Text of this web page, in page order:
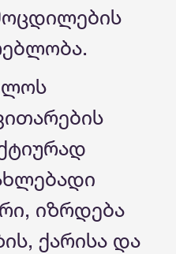
იზრდება
ქარისა და